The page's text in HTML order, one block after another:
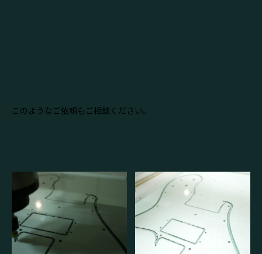
このようなご依頼もご相談ください。